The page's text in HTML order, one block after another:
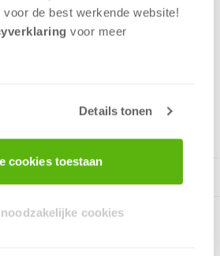
de best werkende website​!
voor meer
Details tonen
cookies toestaan
cookies
dinosaurussen in de jungle. Puzzel
vanaf 5 jaar.